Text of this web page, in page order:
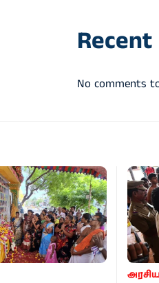
No comments